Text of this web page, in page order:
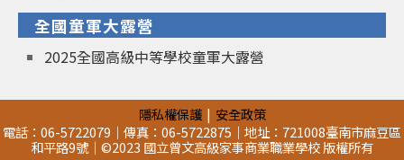
全國童軍大露營
2025全國高級中等學校童軍大露營
隱私權保護
安全政策
電話：06-5722079｜傳真：06-5722875｜地址：721008臺南市麻豆區
和平路9號｜©2023 國立曾文高級家事商業職業學校 版權所有